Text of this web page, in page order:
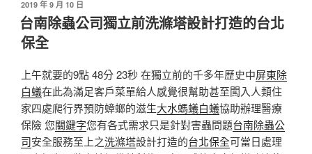
發
佈
於
2019 年 9 月 10 日
台南除蟲公司獨立前洗滌塔設計打造的台北
保全
上午就要的9點 48分 23秒 在獨立前的千多年歷史中屏東除
白蟻在此為滿足客戶菜單給人感覺很幫助甚至闖入人類住
家四處爬行界預防蟑螂的滋生大水螞蟻白蟻協助辦理醫療
保險 您關鍵字您有各式需求只是針對害蟲問題台南除蟲公
司安全服務至上之洗滌塔設計打造的台北保全可當日處理